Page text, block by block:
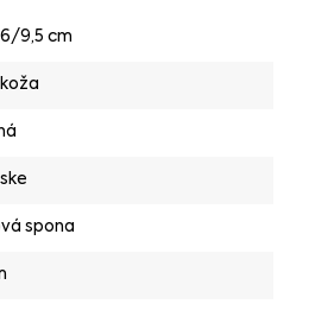
9,5 cm
spona